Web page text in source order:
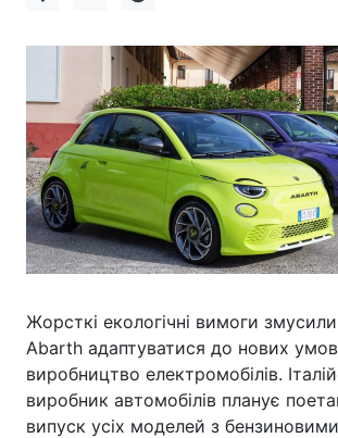
Жорсткі екологічні вимоги
Abarth адаптуватися до нових умов
виробництво електромобілів.
виробник автомобілів планує
випуск усіх моделей з